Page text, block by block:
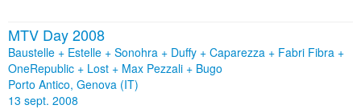
MTV Day 2008
Baustelle + Estelle + Sonohra + Duffy + Caparezza + Fabri Fibra +
OneRepublic + Lost + Max Pezzali + Bugo
Porto Antico, Genova (IT)
13 sept. 2008